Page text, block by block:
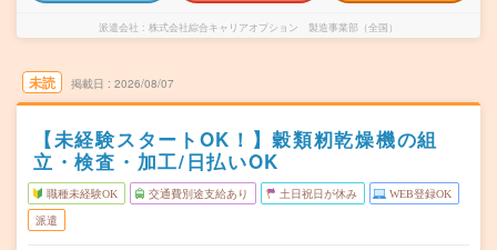
派遣会社 株式会社綜合キャリアオプション 製造事業部（全国）
未読 掲載日 2026/08/07
【未経験スタートOK！】穀類籾乾燥機の組
立・検査・加工/日払いOK
職種未経験OK 交通費別途支給あり 土日祝日が休み WEB登録OK
派遣